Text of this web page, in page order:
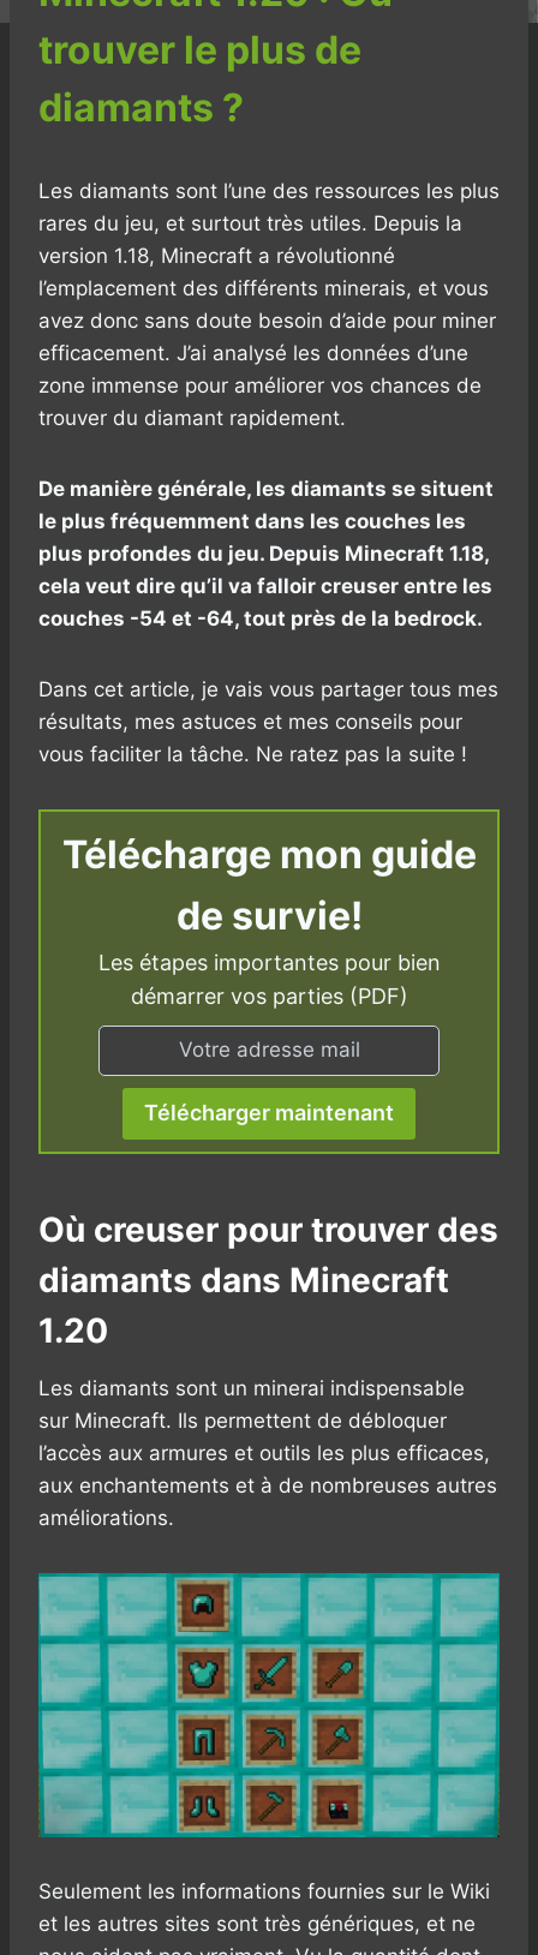
trouver le plus de
diamants ?
Les diamants sont l’une des ressources les plus
rares du jeu, et surtout très utiles. Depuis la
version 1.18, Minecraft a révolutionné
l’emplacement des différents minerais, et vous
avez donc sans doute besoin d’aide pour miner
efficacement. J’ai analysé les données d’une
zone immense pour améliorer vos chances de
trouver du diamant rapidement.
De manière générale, les diamants se situent
le plus fréquemment dans les couches les
plus profondes du jeu. Depuis Minecraft 1.18,
cela veut dire qu’il va falloir creuser entre les
couches -54 et -64, tout près de la bedrock.
Dans cet article, je vais vous partager tous mes
résultats, mes astuces et mes conseils pour
vous faciliter la tâche. Ne ratez pas la suite !
Télécharge mon guide
de survie!
Les étapes importantes pour bien
démarrer vos parties (PDF)
Télécharger maintenant
Où creuser pour trouver des
diamants dans Minecraft
1.20
Les diamants sont un minerai indispensable
sur Minecraft. Ils permettent de débloquer
l’accès aux armures et outils les plus efficaces,
aux enchantements et à de nombreuses autres
améliorations.
Seulement les informations fournies sur le Wiki
et les autres sites sont très génériques, et ne